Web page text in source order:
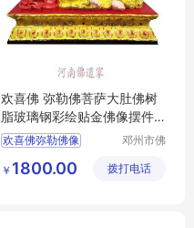
欢喜佛 弥勒佛菩萨大肚佛树
脂玻璃钢彩绘贴金佛像摆件
批发
欢喜佛弥勒佛像
河南佛道家厂家直销
邓州市佛
厂
￥ 1800.00 拨打电话